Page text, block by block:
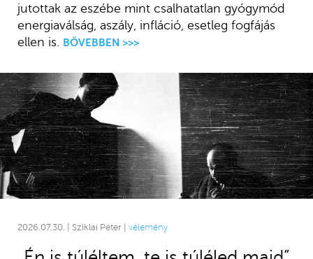
jutottak az eszébe mint csalhatatlan gyógymód
energiaválság, aszály, infláció, esetleg fogfájás
ellen is. BŐVEBBEN >>>
2026.07.30. | Sziklai Péter | vélemény